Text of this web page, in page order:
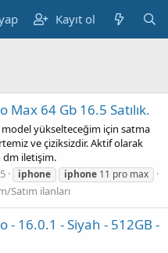
Kayıt ol
Max 64 Gb 16.5 Satılık.
yükselteceğim için satma
ve çiziksizdir. Aktif olarak
dm iletişim.
iphone iphone 11 pro max
Satım ilanları
- 16.0.1 - Siyah - 512GB -